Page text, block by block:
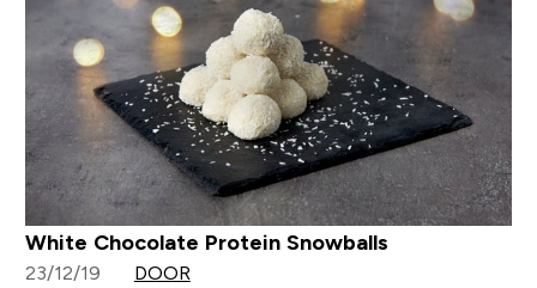
White Chocolate Protein Snowballs
23/12/19 DOOR